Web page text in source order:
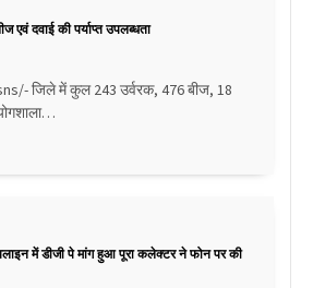
एवं दवाई की पर्याप्त उपलब्धता
जिले में कुल 243 उर्वरक, 476 बीज, 18
में डीजी पे मांग हुआ पूरा कलेक्टर ने फोन पर की